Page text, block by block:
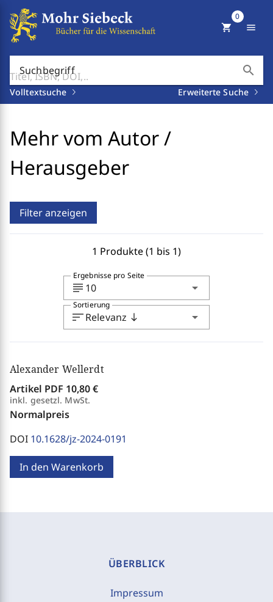
Suchbegriff search
Volltextsuche Erweiterte Suche
shopping_cart
0
menu
Mehr vom Autor /
Herausgeber
Filter anzeigen
1 Produkte (1 bis 1)
subject 10 arrow_drop_down
Ergebnisse pro Seite
sortRelevanz south arrow_drop_down
Sortierung
Alexander Wellerdt
Artikel PDF 10,80 €
inkl. gesetzl. MwSt.
Normalpreis
DOI 10.1628/jz-2024-0191
In den Warenkorb
ÜBERBLICK
Impressum